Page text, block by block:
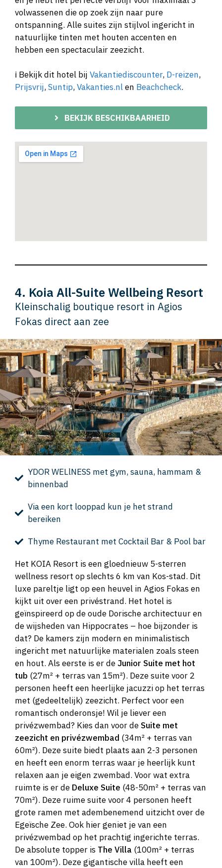
volwassenen die op zoek zijn naar pure
ontspanning. Alle suites zijn stijlvol ingericht in
natuurlijke tinten met houten accenten en
hebben een spectaculair zeezicht.
ℹ️ Bekijk dit hotel bij Vakantiediscounter, D-reizen,
Prijsvrij,Suntip,Vakanties.nlen Beachcheck.
BEKIJK BESCHIKBAARHEID
4. Koia All-Suite Wellbeing Resort
Kleinschalig boutique resort in Agios
Fokas direct aan zee
YDOR WELlNESS met gym, sauna, hammam &
binnenbad
Via een kort looppad kun je het strand
bereiken
Thyme Restaurant met Cocktail Bar & Pool bar
Het KOIA Resort is een gloednieuw 5-sterren
wellness resort op slechts 6 km van Kos-stad. Dit
luxe pareltje ligt op een heuvel in Agios Fokas en
kijkt uit over een privéstrand. Het hotel is
geïnspireerd op de oude Dorische architectuur en
de wijsheden van Hippocrates – hoe bijzonder is
dat? De kamers zijn modern en minimalistisch
ingericht met natuurlijke materialen zoals steen
en hout. Als eerste is er deJunior Suite met hot
tub (27m² + terras van 15m²). Deze suite voor 2
personen heeft een heerlijke jacuzzi op het terras
met (gedeeltelijk) zeezicht. Perfect voor een
romantisch onderonsje! Wil je liever een
privézwembad? Kies dan voor deSuite met
zeezicht en privézwembad (34m² + terras van
60m²). Deze suite biedt plaats aan 2-3 personen
en heeft een enorm terras waar je heerlijk kunt
relaxen aan je eigen zwembad. Voor wat extra
ruimte is er de Deluxe Suite (48-50m² + terras van
70m²). Deze ruime suite voor 4 personen heeft
grote ramen met adembenemend uitzicht over de
Egeïsche Zee. Ook hier geniet je van een
privézwembad op het prachtig ingerichte terras.
De absolute topper is The Villa (100m² + terras
van 100m²). Deze gigantische villa heeft een